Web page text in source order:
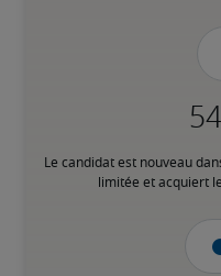
Le candidat est nouveau
limitée et acquiert